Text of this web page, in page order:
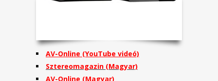
AV-Online (YouTube videó)
Sztereomagazin (Magyar)
AV-Online (Magyar)